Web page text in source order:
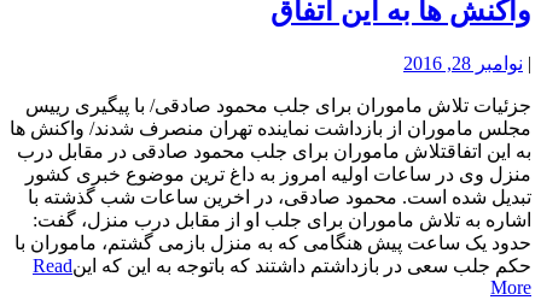
واکنش ها به این اتفاق
| نوامبر 28, 2016
جزئیات تلاش ماموران برای جلب محمود صادقی/ با پیگیری رییس
مجلس ماموران از بازداشت نماینده تهران منصرف شدند/ واکنش ها
به این اتفاقتلاش ماموران برای جلب محمود صادقی در مقابل درب
منزل وی در ساعات اولیه امروز به داغ ترین موضوع خبری کشور
تبدیل شده است. محمود صادقی، در اخرین ساعات شب گذشته با
اشاره به تلاش ماموران برای جلب او از مقابل درب منزل، گفت:
حدود یک ساعت پیش هنگامی که به منزل بازمی گشتم، ماموران با
حکم جلب سعی در بازداشتم داشتند که باتوجه به این که اینRead
More